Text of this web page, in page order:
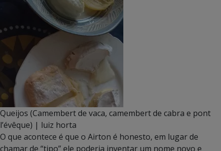
Queijos (Camembert de vaca, camembert de cabra e pont
l’évêque) | luiz horta
O que acontece é que o Airton é honesto, em lugar de
chamar de “tipo” ele poderia inventar um nome novo e